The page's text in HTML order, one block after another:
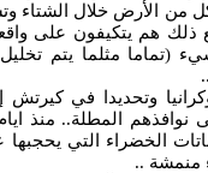
من الأرض خلال الشتاء
ذلك هم يتكيفون على
(تماما مثلما يتم
وتحديدا في كيرتش
نوافذهم المطلة.. منذ
الخضراء التي يحجبها
منمشة ..